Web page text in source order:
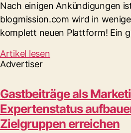
Nach einigen Ankündigungen
blogmission.com wird in
komplett neuen Plattform! Ein
Artikel lesen
Advertiser
Gastbeiträge als
Expertenstatus
Zielgruppen erreichen